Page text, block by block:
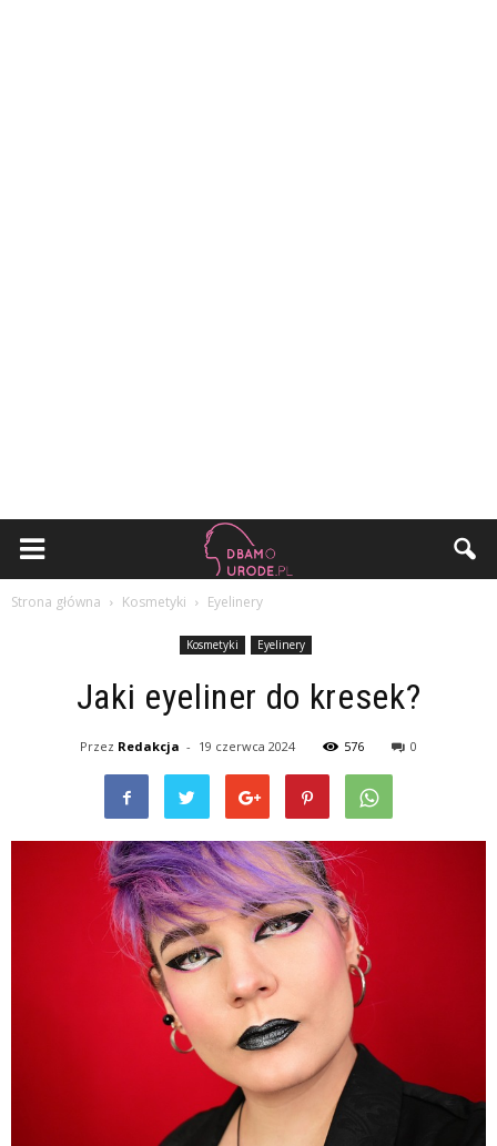
Strona główna Kosmetyki Eyelinery
Kosmetyki Eyelinery
Jaki eyeliner do kresek?
Przez Redakcja - 19 czerwca 2024 576 0